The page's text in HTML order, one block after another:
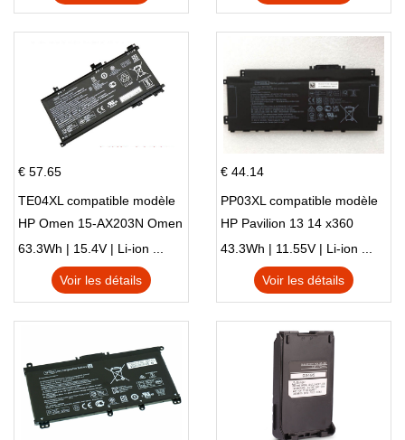
€ 57.65
TE04XL compatible modèle
HP Omen 15-AX203N Omen
15 Series Pavilion 15 Series
63.3Wh | 15.4V | Li-ion ...
Voir les détails
€ 44.14
PP03XL compatible modèle
HP Pavilion 13 14 x360
L83388-AC1 L83388-421
HSTNN-LB8S M01118-421
M01144-005 13-BB 14-DV
43.3Wh | 11.55V | Li-ion ...
Voir les détails